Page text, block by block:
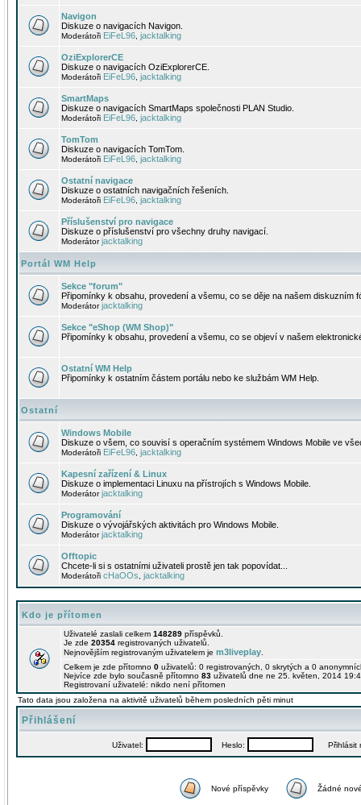
Navigon
Diskuze o navigacích Navigon.
Moderátoři EiFeL96 jacktalking
OziExplorerCE
Diskuze o navigacích OziExplorerCE.
Moderátoři EiFeL96 jacktalking
SmartMaps
Diskuze o navigacích SmartMaps společnosti PLAN Studio.
Moderátoři EiFeL96 jacktalking
TomTom
Diskuze o navigacích TomTom.
Moderátoři EiFeL96 jacktalking
Ostatní navigace
Diskuze o ostatních navigačních řešeních.
Moderátoři EiFeL96 jacktalking
Příslušenství pro navigace
Diskuze o příslušenství pro všechny druhy navigací.
Moderátorjacktalking
Portál WM Help
Sekce "forum"
Připomínky k obsahu, provedení a všemu, co se děje na našem diskuzním
Moderátorjacktalking
Sekce "eShop (WM Shop)"
Připomínky k obsahu, provedení a všemu, co se objeví v našem
Ostatní WM Help
Připomínky k ostatním částem portálu nebo ke službám WM Help.
Ostatní
Windows Mobile
Diskuze o všem, co souvisí s operačním systémem Windows Mobile ve
Moderátoři EiFeL96 jacktalking
Kapesní zařízení & Linux
Diskuze o implementaci Linuxu na přístrojích s Windows Mobile.
Moderátorjacktalking
Programování
Diskuze o vývojářských aktivitách pro Windows Mobile.
Moderátorjacktalking
Offtopic
Chcete-li si s ostatními uživateli prostě jen tak popovídat...
Moderátoři cHaOOs jacktalking
Kdo je přítomen
Uživatelé zaslali celkem 148289 příspěvků.
Je zde 20354 registrovaných uživatelů.
Nejnovějším registrovaným uživatelem je m3liveplay
Celkem je zde přítomno 0 uživatelů: 0 registrovaných, 0 skrytých a 0
Nejvíce zde bylo současně přítomno 83 uživatelů dne ne 25. květen, 2014
Registrovaní uživatelé: nikdo není přítomen
Tato data jsou založena na aktivitě uživatelů během posledních pěti minut
Přihlášení
Uživatel: Heslo: Přihlásit
Nové příspěvky Žádné